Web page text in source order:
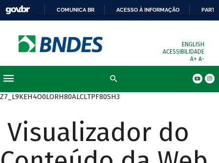
COMUNICA BR ACESSO À INFORMAÇÃO
ENGLISH
ACESSIBILIDADE
A+ A-
Z7_L9KEH4O0LORH80ALCLTPF80SH3
Visualizador do